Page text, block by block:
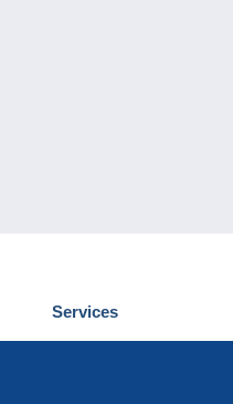
Services
Découvrir Delcampe